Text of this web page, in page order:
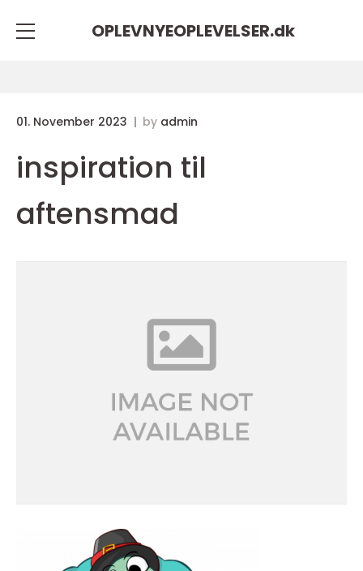
OPLEVNYEOPLEVELSER.dk
01. November 2023 by admin
inspiration til
aftensmad